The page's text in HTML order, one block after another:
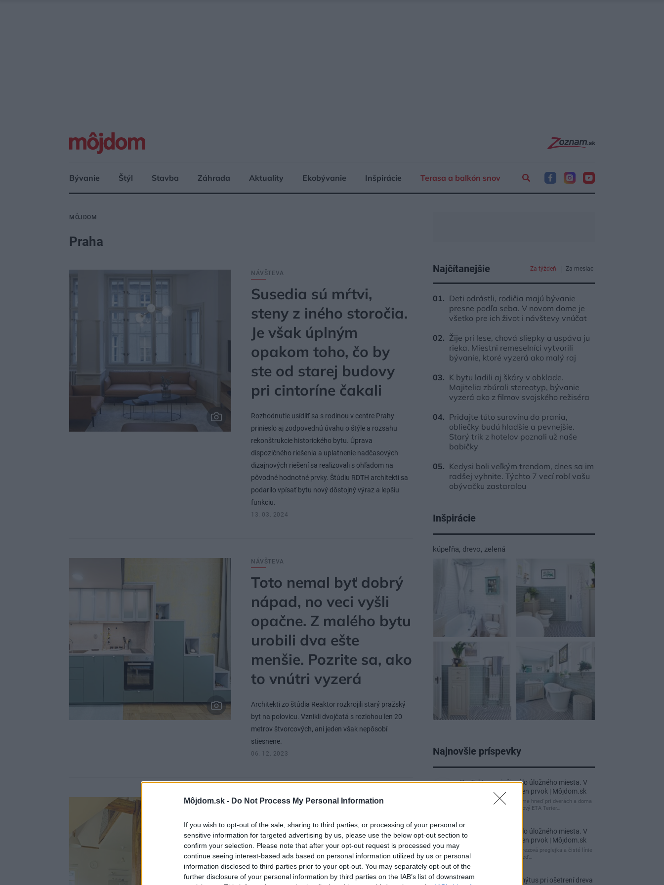
Môjdom.sk - Do Not Process My Personal Information
If you wish to opt-out of the sale, sharing to third parties, or processing of your personal or
sensitive information for targeted advertising by us, please use the below opt-out section to
confirm your selection. Please note that after your opt-out request is processed you may
continue seeing interest-based ads based on personal information utilized by us or personal
information disclosed to third parties prior to your opt-out. You may separately opt-out of the
further disclosure of your personal information by third parties on the IAB’s list of downstream
Bývanie Štýl Stavba Záhrada Aktuality Ekobývanie Inšpirácie Terasa a balkón snov
MÔJDOM
Praha
NÁVŠTEVA
Susedia sú mŕtvi,
steny z iného storočia.
Je však úplným
opakom toho, čo by
ste od starej budovy
pri cintoríne čakali
Rozhodnutie usídliť sa s rodinou v centre Prahy
prinieslo aj zodpovednú úvahu o štýle a rozsahu
rekonštrukcie historického bytu. Úprava
dispozičného riešenia a uplatnenie nadčasových
dizajnových riešení sa realizovali s ohľadom na
pôvodné hodnotné prvky. Štúdiu RDTH architekti sa
podarilo vpísať bytu nový dôstojný výraz a lepšiu
funkciu.
13. 03. 2024
NÁVŠTEVA
Toto nemal byť dobrý
nápad, no veci vyšli
opačne. Z malého bytu
urobili dva ešte
menšie. Pozrite sa, ako
to vnútri vyzerá
Architekti zo štúdia Reaktor rozkrojili starý pražský
byt na polovicu. Vznikli dvojčatá s rozlohou len 20
metrov štvorcových, ani jeden však nepôsobí
stiesnene.
06. 12. 2023
NÁVŠTEVA
Takto sa robí
rekonštrukcia
podkrovia! Z priestoru
plného pavučín je dnes
Najčítanejšie Za týždeň Za mesiac
Deti odrástli, rodičia majú bývanie
presne podľa seba. V novom dome je
všetko pre ich život i návštevy vnúčat
Žije pri lese, chová sliepky a uspáva ju
rieka. Miestni remeselníci vytvorili
bývanie, ktoré vyzerá ako malý raj
K bytu ladili aj škáry v obklade.
Majitelia zbúrali stereotyp, bývanie
vyzerá ako z filmov svojského režiséra
Pridajte túto surovinu do prania,
obliečky budú hladšie a pevnejšie.
Starý trik z hotelov poznali už naše
babičky
Kedysi boli veľkým trendom, dnes sa im
radšej vyhnite. Týchto 7 vecí robí vašu
obývačku zastaralou
Inšpirácie
kúpeľňa, drevo, zelená
Najnovšie príspevky
Re: Takto sa rieši málo úložného miesta. V
tomto byte stačil jeden prvok | Môjdom.sk
My napríklad labky utierame hneď pri dverách a doma
pred dvere používame tyčový ETA Terier…
Re: Takto sa rieši málo úložného miesta. V
tomto byte stačil jeden prvok | Môjdom.sk
Dizajn je to nádherný, tá brezová preglejka a čisté línie
vyzerajú super. Ale vždy, keď…
Re: Toto je najväčší mýtus pri ošetrení dreva